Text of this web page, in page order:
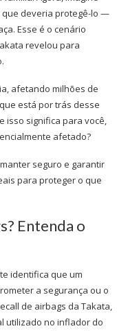
que deveria protegê-lo —
Esse é o cenário
revelou para
afetando milhões de
está por trás desse
isso significa para você,
afetado?
seguro e garantir
para proteger o que
? Entenda o
identifica que um
a segurança ou o
de airbags da Takata,
utilizado no inflador do